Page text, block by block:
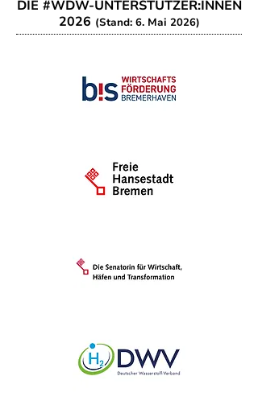
DIE #WDW-UNTERSTÜTZER:INNEN
2026 (Stand: 6. Mai 2026)